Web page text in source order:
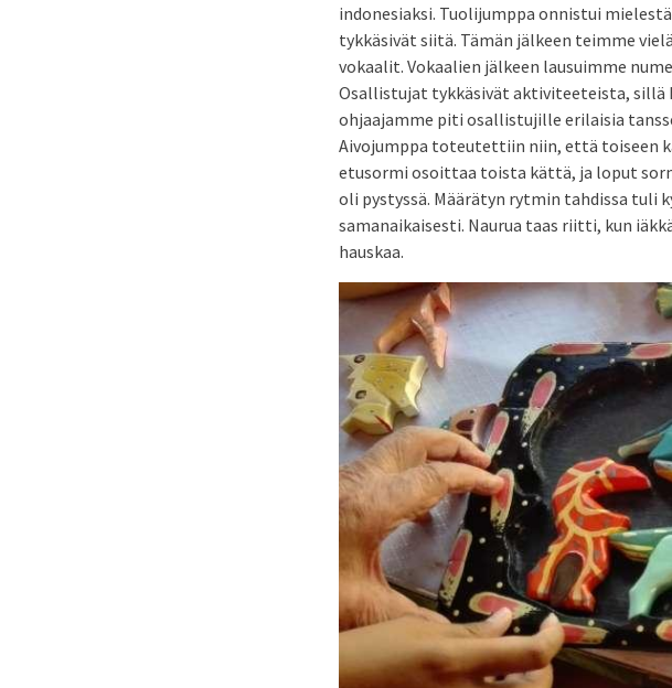
indonesiaksi. Tuolijumppa onnistui
tykkäsivät siitä. Tämän jälkeen teimme
vokaalit. Vokaalien jälkeen lausuimme
Osallistujat tykkäsivät aktiviteeteista, sillä
ohjaajamme piti osallistujille erilaisia
Aivojumppa toteutettiin niin, että toiseen
etusormi osoittaa toista kättä, ja loput
oli pystyssä. Määrätyn rytmin tahdissa tuli
samanaikaisesti. Naurua taas riitti, kun
hauskaa.